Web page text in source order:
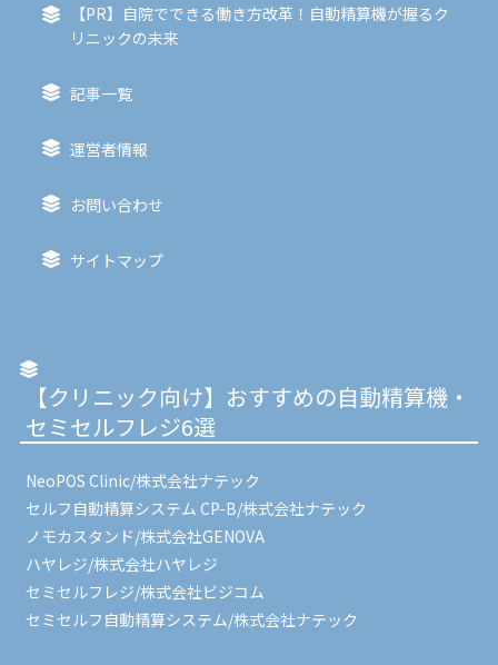
【PR】自院でできる働き方改革！自動精算機が握るク
リニックの未来
記事一覧
運営者情報
お問い合わせ
サイトマップ
【クリニック向け】おすすめの自動精算機・
セミセルフレジ6選
NeoPOS Clinic/株式会社ナテック
セルフ自動精算システム CP-B/株式会社ナテック
ノモカスタンド/株式会社GENOVA
ハヤレジ/株式会社ハヤレジ
セミセルフレジ/株式会社ビジコム
セミセルフ自動精算システム/株式会社ナテック